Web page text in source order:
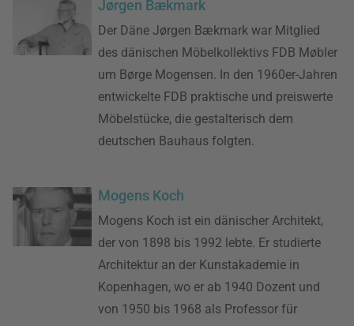
Jørgen Bækmark
Der Däne Jørgen Bækmark war Mitglied
des dänischen Möbelkollektivs FDB Møbler
um Børge Mogensen. In den 1960er-Jahren
entwickelte FDB praktische und preiswerte
Möbelstücke, die gestalterisch dem
deutschen Bauhaus folgten.
Mogens Koch
Mogens Koch ist ein dänischer Architekt,
der von 1898 bis 1992 lebte. Er studierte
Architektur an der Kunstakademie in
Kopenhagen, wo er ab 1940 Dozent und
von 1950 bis 1968 als Professor für